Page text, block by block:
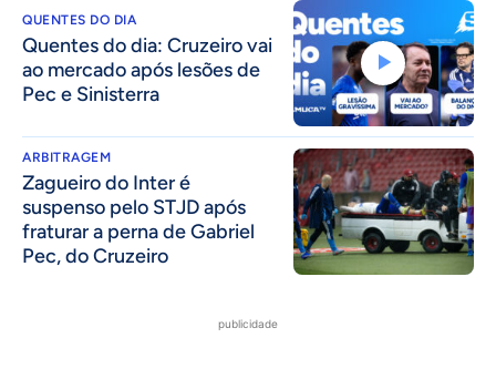
QUENTES DO DIA
Quentes do dia: Cruzeiro vai
ao mercado após lesões de
Pec e Sinisterra
ARBITRAGEM
Zagueiro do Inter é
suspenso pelo STJD após
fraturar a perna de Gabriel
Pec, do Cruzeiro
publicidade